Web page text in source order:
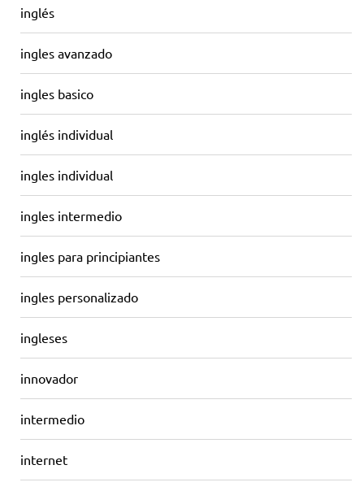
inglés
ingles avanzado
ingles basico
inglés individual
ingles individual
ingles intermedio
ingles para principiantes
ingles personalizado
ingleses
innovador
intermedio
internet